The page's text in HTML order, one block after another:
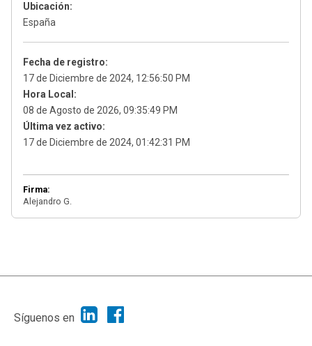
Ubicación:
España
Fecha de registro:
17 de Diciembre de 2024, 12:56:50 PM
Hora Local:
08 de Agosto de 2026, 09:35:49 PM
Última vez activo:
17 de Diciembre de 2024, 01:42:31 PM
Firma:
Alejandro G.
|
Síguenos en